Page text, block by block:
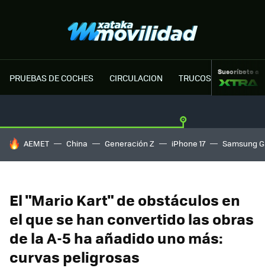
PRUEBAS DE COCHES CIRCULACION TRUCOS MOTOR
Suscríbete a
HOY SE HABLA DE
AEMET China Generación Z iPhone 17 Samsung
El "Mario Kart" de obstáculos en
el que se han convertido las obras
de la A-5 ha añadido uno más:
curvas peligrosas